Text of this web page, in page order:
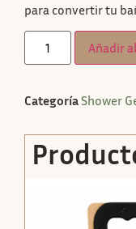
para convertir tu
Añadir
CategoríaShower